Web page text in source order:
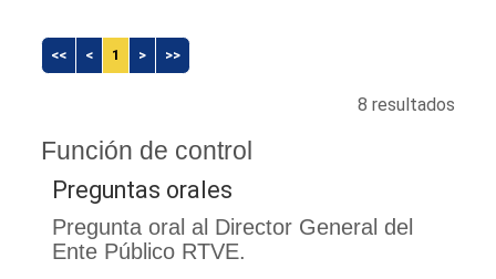
<< < 1 > >>
8 resultados
Función de control
Preguntas orales
Pregunta oral al Director General del
Ente Público RTVE.